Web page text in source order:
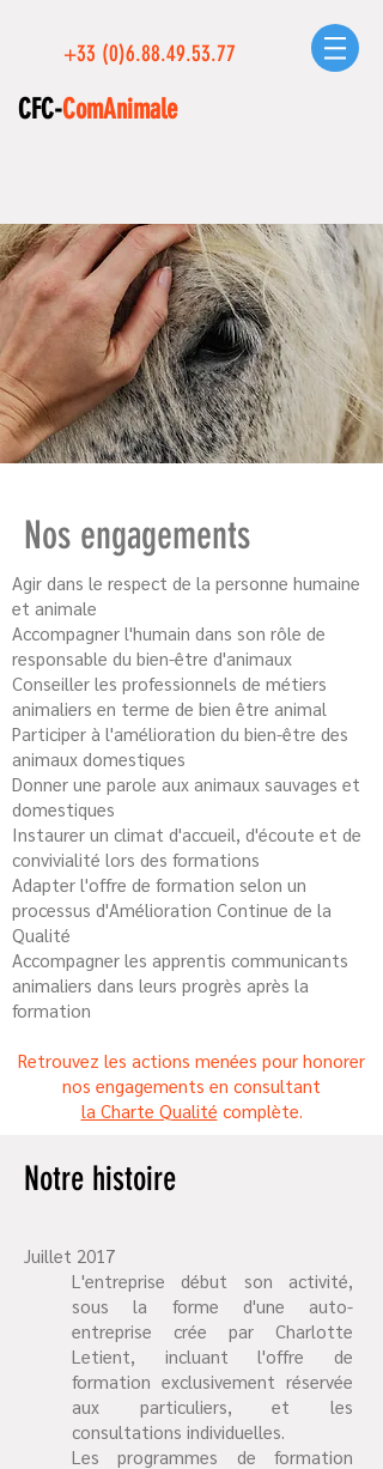
+33 (0)6.88.49.53.77
CFC-ComAnimale
Nos engagements
Agir dans le respect de la personne humaine
et animale
Accompagner l'humain dans son rôle de
responsable du bien-être d'animaux
Conseiller les professionnels de métiers
animaliers en terme de bien être animal
Participer à l'amélioration du bien-être des
animaux domestiques
Donner une parole aux animaux sauvages et
domestiques
Instaurer un climat d'accueil, d'écoute et de
convivialité lors des formations
Adapter l'offre de formation selon un
processus d'Amélioration Continue de la
Qualité
Accompagner les apprentis communicants
animaliers dans leurs progrès après la
formation
Retrouvez les actions menées pour honorer
nos engagements en consultant
la Charte Qualité complète.
Notre histoire
Juillet 2017
L'entreprise début son activité,
sous la forme d'une auto-
entreprise crée par Charlotte
Letient, incluant l'offre de
formation exclusivement réservée
aux particuliers, et les
consultations individuelles.
Les programmes de formation